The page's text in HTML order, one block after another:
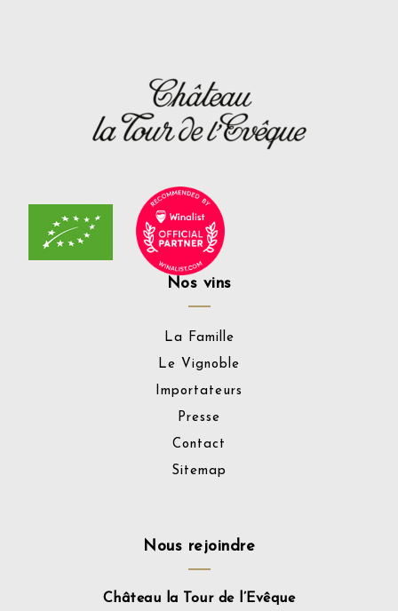
Nos vins
La Famille
Le Vignoble
Importateurs
Presse
Contact
Sitemap
Nous rejoindre
Château la Tour de l’Evêque